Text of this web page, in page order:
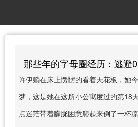
那些年的字母圈经历：逃避
许伊躺在床上愣愣的看着天花板，她
梦，这是她在这所小公寓度过的第18
点迷茫带着朦胧困意爬起来倒了一杯